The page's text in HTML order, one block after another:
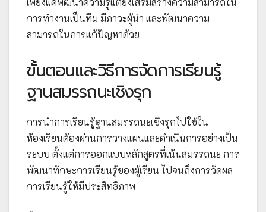
การทำงานเป็นทีม มีภาวะผู้นำ และพัฒนาความ
สามารถในการแก้ปัญหาด้วย
ขั้นตอนและวิธีการจัดการเรียนรู้
ฐานสมรรถนะเชิงรุก
การนำการเรียนรู้ฐานสมรรถนะเชิงรุกไปใช้ใน
ห้องเรียนต้องผ่านการวางแผนและดำเนินการอย่างเป็น
ระบบ ตั้งแต่การออกแบบหลักสูตรที่เน้นสมรรถนะ การ
พัฒนาทักษะการเรียนรู้ของผู้เรียน ไปจนถึงการวัดผล
การเรียนรู้ให้มีประสิทธิภาพ